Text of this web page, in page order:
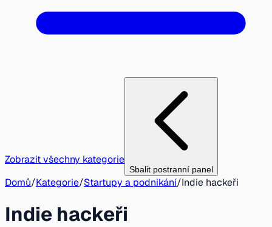
Zobrazit všechny kategorie
Sbalit postranní panel
Domů/Kategorie/Startupy a podnikání/Indie hackeři
Indie hackeři